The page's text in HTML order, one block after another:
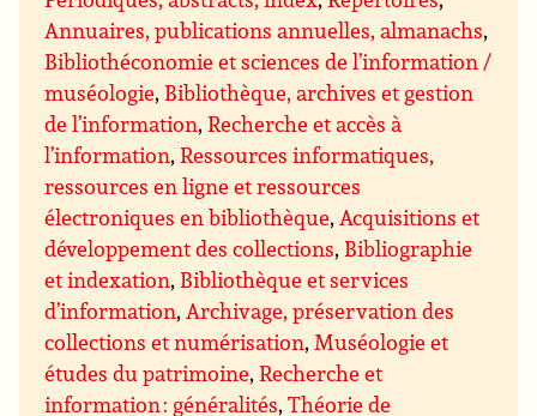
Annuaires, publications annuelles, almanachs,
Bibliothéconomie et sciences de l’information /
muséologie, Bibliothèque, archives et gestion
de l’information,Recherche et accès à
l’information,Ressources informatiques,
ressources en ligne et ressources
électroniques en bibliothèque,Acquisitions et
développement des collections, Bibliographie
et indexation, Bibliothèque et services
d’information,Archivage, préservation des
collections et numérisation,Muséologie et
études du patrimoine,Recherche et
information : généralités,Théorie de